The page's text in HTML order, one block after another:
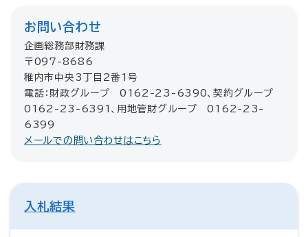
お問い合わせ
企画総務部財務課
〒097-8686
稚内市中央3丁目2番1号
電話：財政グループ 0162-23-6390、契約グループ
0162-23-6391、用地管財グループ 0162-23-
6399
メールでの問い合わせはこちら
入札結果